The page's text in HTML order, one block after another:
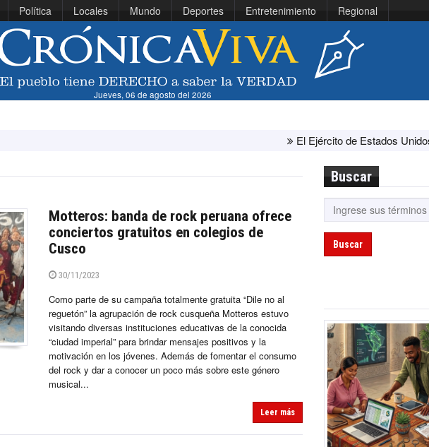
Política Locales Mundo Deportes Entretenimiento Regional
Jueves, 06 de agosto del 2026
El Ejército de Estados Unidos ha agotado
Motteros: banda de rock peruana ofrece
conciertos gratuitos en colegios de
Cusco
30/11/2023
Como parte de su campaña totalmente gratuita “Dile no al
reguetón” la agrupación de rock cusqueña Motteros estuvo
visitando diversas instituciones educativas de la conocida
“ciudad imperial” para brindar mensajes positivos y la
motivación en los jóvenes. Además de fomentar el consumo
del rock y dar a conocer un poco más sobre este género
musical...
Leer más
Buscar
Buscar